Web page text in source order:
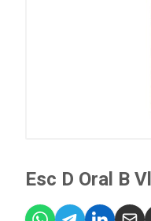
Esc D Oral B